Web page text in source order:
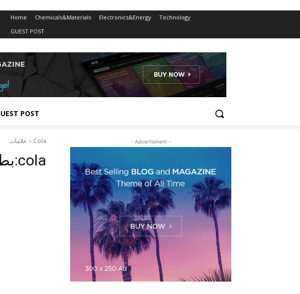
Home Chemicals&Materials Electronics&Energy
Technology
GUEST POST
POST
علامات Cola
بطاقة شعار:cola
- Advertisment -